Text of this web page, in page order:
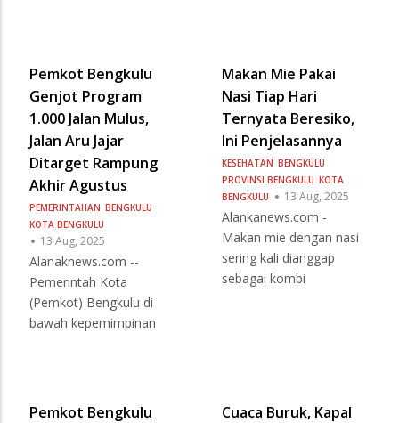
Pemkot Bengkulu
Genjot Program
1.000 Jalan Mulus,
Jalan Aru Jajar
Ditarget Rampung
Akhir Agustus
PEMERINTAHAN BENGKULU
KOTA BENGKULU
13 Aug, 2025
Alanaknews.com --
Pemerintah Kota
(Pemkot) Bengkulu di
bawah kepemimpinan
Makan Mie Pakai
Nasi Tiap Hari
Ternyata Beresiko,
Ini Penjelasannya
KESEHATAN BENGKULU
PROVINSI BENGKULU KOTA
BENGKULU
13 Aug, 2025
Alankanews.com -
Makan mie dengan nasi
sering kali dianggap
sebagai kombi
Pemkot Bengkulu
Cuaca Buruk, Kapal